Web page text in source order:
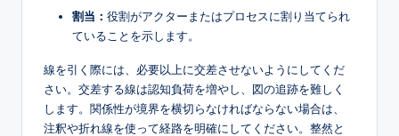
割当： 役割がアクターまたはプロセスに割り当てられ
ていることを示します。
線を引く際には、必要以上に交差させないようにしてくだ
さい。交差する線は認知負荷を増やし、図の追跡を難しく
します。関係性が境界を横切らなければならない場合は、
注釈や折れ線を使って経路を明確にしてください。整然と